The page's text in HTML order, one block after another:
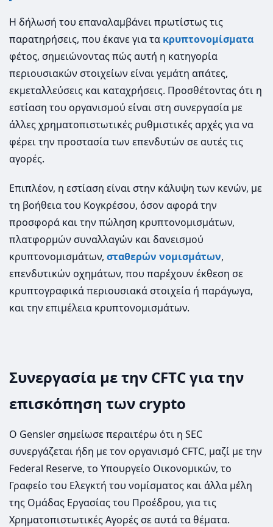
Η δήλωσή του επαναλαμβάνει πρωτίστως τις
παρατηρήσεις, που έκανε για τα κρυπτονομίσματα
φέτος, σημειώνοντας πώς αυτή η κατηγορία
περιουσιακών στοιχείων είναι γεμάτη απάτες,
εκμεταλλεύσεις και καταχρήσεις. Προσθέτοντας ότι η
εστίαση του οργανισμού είναι στη συνεργασία με
άλλες χρηματοπιστωτικές ρυθμιστικές αρχές για να
φέρει την προστασία των επενδυτών σε αυτές τις
αγορές.
Επιπλέον, η εστίαση είναι στην κάλυψη των κενών, με
τη βοήθεια του Κογκρέσου, όσον αφορά την
προσφορά και την πώληση κρυπτονομισμάτων,
πλατφορμών συναλλαγών και δανεισμού
κρυπτονομισμάτων, σταθερών νομισμάτων,
επενδυτικών οχημάτων, που παρέχουν έκθεση σε
κρυπτογραφικά περιουσιακά στοιχεία ή παράγωγα,
και την επιμέλεια κρυπτονομισμάτων.
Συνεργασία με την CFTC για την
επισκόπηση των crypto
Ο Gensler σημείωσε περαιτέρω ότι η SEC
συνεργάζεται ήδη με τον οργανισμό CFTC, μαζί με την
Federal Reserve, το Υπουργείο Οικονομικών, το
Γραφείο του Ελεγκτή του νομίσματος και άλλα μέλη
της Ομάδας Εργασίας του Προέδρου, για τις
Χρηματοπιστωτικές Αγορές σε αυτά τα θέματα.